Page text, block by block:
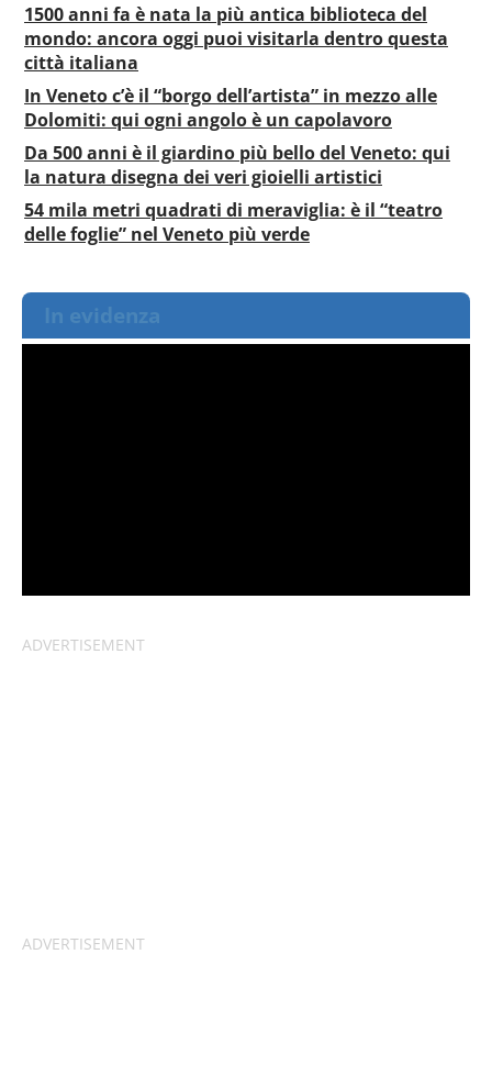
1500 anni fa è nata la più antica biblioteca del
mondo: ancora oggi puoi visitarla dentro questa
città italiana
In Veneto c’è il “borgo dell’artista” in mezzo alle
Dolomiti: qui ogni angolo è un capolavoro
Da 500 anni è il giardino più bello del Veneto: qui
la natura disegna dei veri gioielli artistici
54 mila metri quadrati di meraviglia: è il “teatro
delle foglie” nel Veneto più verde
In evidenza